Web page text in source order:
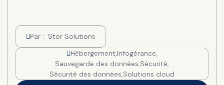
Par : Stor Solutions
Hébergement,Infogérance,
Sauvegarde des données,Sécurité,
Sécurité des données,Solutions cloud